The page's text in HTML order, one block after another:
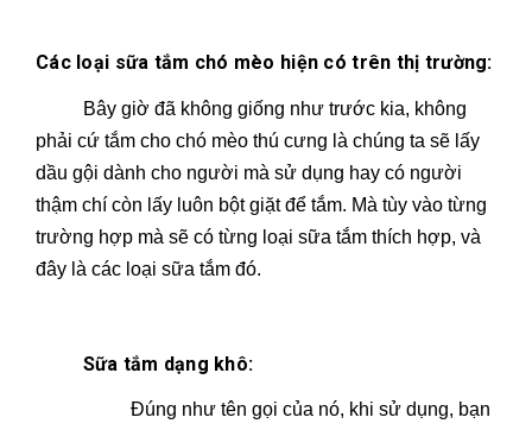
Các loại sữa tắm chó mèo hiện có trên thị trường:
Bây giờ đã không giống như trước kia, không
phải cứ tắm cho chó mèo thú cưng là chúng ta sẽ lấy
dầu gội dành cho người mà sử dụng hay có người
thậm chí còn lấy luôn bột giặt để tắm. Mà tùy vào từng
trường hợp mà sẽ có từng loại sữa tắm thích hợp, và
đây là các loại sữa tắm đó.
Sữa tắm dạng khô:
Đúng như tên gọi của nó, khi sử dụng, bạn